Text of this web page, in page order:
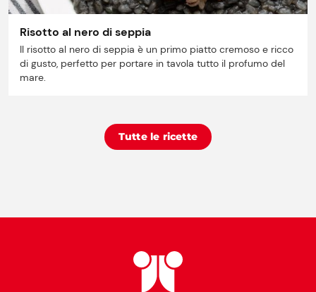
Risotto al nero di seppia
Il risotto al nero di seppia è un primo piatto cremoso e ricco
di gusto, perfetto per portare in tavola tutto il profumo del
mare.
Tutte le ricette